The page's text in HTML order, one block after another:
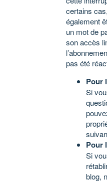
certains
également
un mot de
son accès
pas été
Pour
Si
Pour
Si
blog,